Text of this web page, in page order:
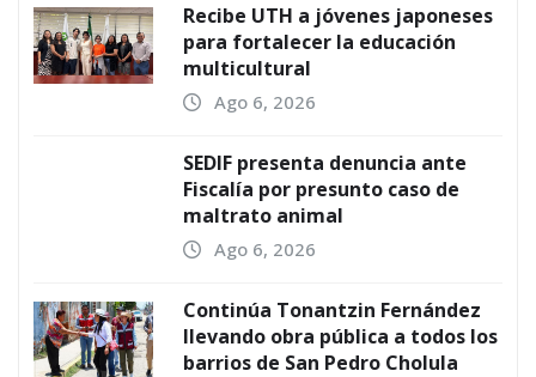
Recibe UTH a jóvenes japoneses
para fortalecer la educación
multicultural
Ago 6, 2026
SEDIF presenta denuncia ante
Fiscalía por presunto caso de
maltrato animal
Ago 6, 2026
Continúa Tonantzin Fernández
llevando obra pública a todos los
barrios de San Pedro Cholula